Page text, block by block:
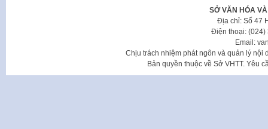
SỞ VĂN HÓA
Địa chỉ: Số 47
Điện thoại: (024)
Email:
Chịu trách nhiệm phát ngôn và quản lý nội
Bản quyền thuộc về Sở VHTT. Yêu